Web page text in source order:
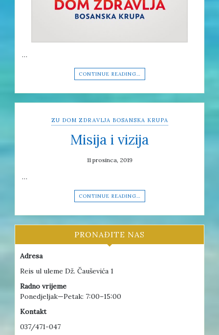
…
CONTINUE READING…
ZU DOM ZDRAVLJA BOSANSKA KRUPA
Misija i vizija
11 prosinca, 2019
…
CONTINUE READING…
PRONAĐITE NAS
Adresa
Reis ul uleme Dž. Čauševića 1
Radno vrijeme
Ponedjeljak—Petak: 7:00–15:00
Kontakt
037/471-047